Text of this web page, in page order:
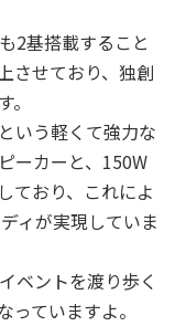
2基搭載すること
させており、独創
いう軽くて強力な
ーカーと、150W
ており、これによ
ィが実現していま
ベントを渡り歩く
ていますよ。